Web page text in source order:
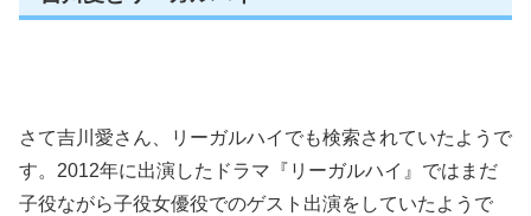
さて吉川愛さん、リーガルハイでも検索されていたようで
す。2012年に出演したドラマ『リーガルハイ』ではまだ
子役ながら子役女優役でのゲスト出演をしていたようで